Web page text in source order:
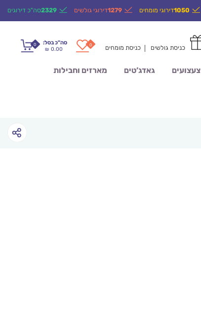
1050דירוגי מומחים 1279דירוגי גולשים 2329סה"כ דירוגים
כניסת גולשים כניסת מומחים 0
0 סה"כ בסל:
₪ 0.00
צעצועים גאדג’טים מארזים וחבילות